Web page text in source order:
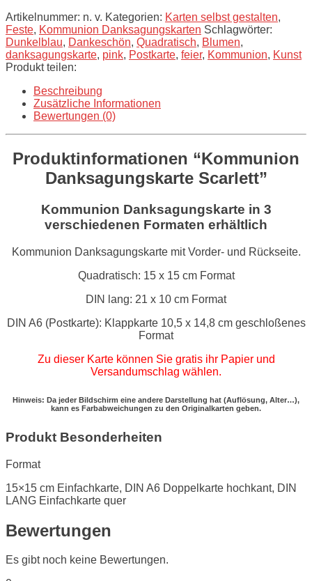
Artikelnummer: n. v. Kategorien: Karten selbst gestalten,
Feste, Kommunion Danksagungskarten Schlagwörter:
Dunkelblau, Dankeschön, Quadratisch, Blumen,
danksagungskarte, pink, Postkarte, feier, Kommunion, Kunst
Produkt teilen:
Beschreibung
Zusätzliche Informationen
Bewertungen (0)
Produktinformationen “Kommunion
Danksagungskarte Scarlett”
Kommunion Danksagungskarte in 3
verschiedenen Formaten erhältlich
Kommunion Danksagungskarte mit Vorder- und Rückseite.
Quadratisch: 15 x 15 cm Format
DIN lang: 21 x 10 cm Format
DIN A6 (Postkarte): Klappkarte 10,5 x 14,8 cm geschloßenes
Format
Zu dieser Karte können Sie gratis ihr Papier und
Versandumschlag wählen.
Hinweis: Da jeder Bildschirm eine andere Darstellung hat (Auflösung, Alter…),
kann es Farbabweichungen zu den Originalkarten geben.
Produkt Besonderheiten
Format
15×15 cm Einfachkarte, DIN A6 Doppelkarte hochkant, DIN
LANG Einfachkarte quer
Bewertungen
Es gibt noch keine Bewertungen.